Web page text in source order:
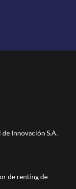
Innovación S.A.
de renting de